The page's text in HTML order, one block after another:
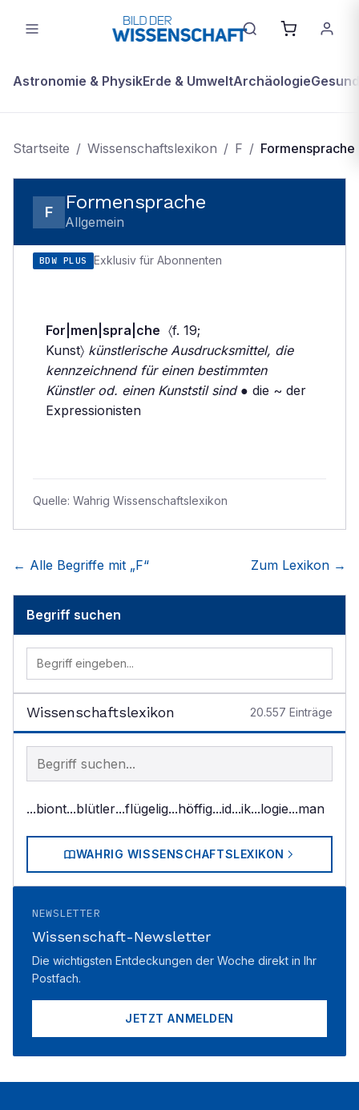
Astronomie & PhysikErde & UmweltArchäologie
Startseite / Wissenschaftslexikon / F / Formensprache
F Formensprache
Allgemein
BDW PLUS Exklusiv für Abonnenten
For|men|spra|che 〈f. 19;
Kunst〉 künstlerische Ausdrucksmittel, die
kennzeichnend für einen bestimmten
Künstler od. einen Kunststil sind● die ~ der
Expressionisten
Quelle: Wahrig Wissenschaftslexikon
← Alle Begriffe mit „F“ Zum Lexikon →
Begriff suchen
Wissenschaftslexikon 20.557 Einträge
Begriff im Lexikon suchen
...biont...blütler...flügelig...höffig...id...ik...logie...man
WAHRIG WISSENSCHAFTSLEXIKON
NEWSLETTER
Wissenschaft-Newsletter
Die wichtigsten Entdeckungen der Woche direkt in Ihr
Postfach.
JETZT ANMELDEN